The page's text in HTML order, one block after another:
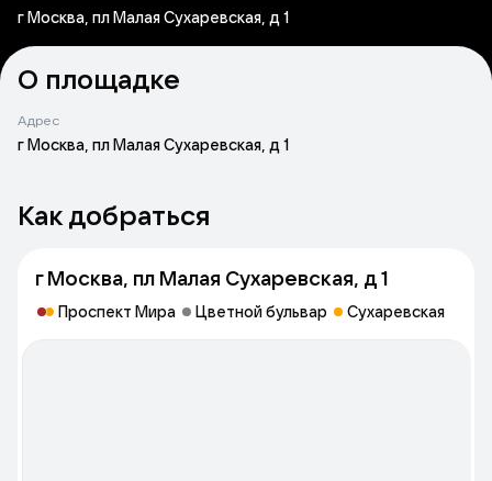
г Москва, пл Малая Сухаревская, д 1
О площадке
Адрес
г Москва, пл Малая Сухаревская, д 1
Как добраться
г Москва, пл Малая Сухаревская, д 1
Проспект Мира Цветной бульвар Сухаревская